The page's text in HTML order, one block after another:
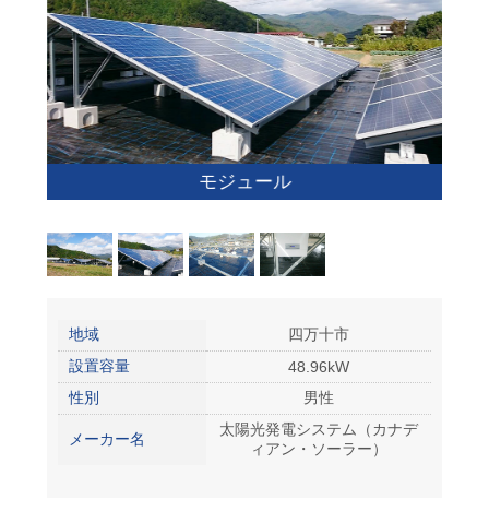
モジュール
地域
四万十市
設置容量
48.96kW
性別
男性
メーカー名
太陽光発電システム（カナデ
ィアン・ソーラー）